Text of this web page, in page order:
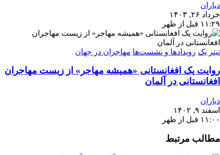
دیاران
خرداد ۲۶, ۱۴۰۳
۱۱:۲۹ قبل از ظهر
تیتر یک رویدادها و نشست‌ها مهاجران در جهان
روایت یک افغانستانی «همیشه مهاجر» از زیست مهاجران
افغانستانی در آلمان
دیاران
اسفند ۹, ۱۴۰۲
۱۱:۰۰ قبل از ظهر
مطالب مرتبط